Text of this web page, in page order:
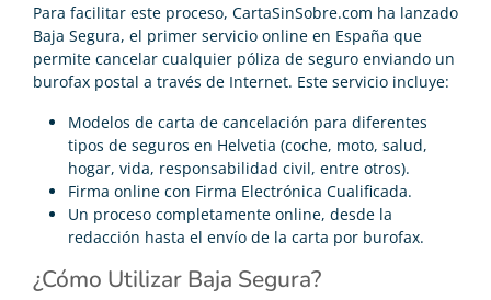
Para facilitar este proceso, CartaSinSobre.com ha lanzado
Baja Segura, el primer servicio online en España que
permite cancelar cualquier póliza de seguro enviando un
burofax postal a través de Internet. Este servicio incluye:
Modelos de carta de cancelación para diferentes
tipos de seguros en Helvetia (coche, moto, salud,
hogar, vida, responsabilidad civil, entre otros).
Firma online con Firma Electrónica Cualificada.
Un proceso completamente online, desde la
redacción hasta el envío de la carta por burofax.
¿Cómo Utilizar Baja Segura?